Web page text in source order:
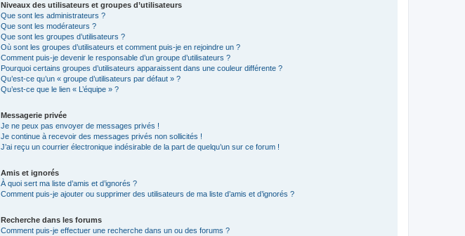
Niveaux des utilisateurs et groupes d’utilisateurs
Que sont les administrateurs ?
Que sont les modérateurs ?
Que sont les groupes d’utilisateurs ?
Où sont les groupes d’utilisateurs et comment puis-je en rejoindre un ?
Comment puis-je devenir le responsable d’un groupe d’utilisateurs ?
Pourquoi certains groupes d’utilisateurs apparaissent dans une couleur différente ?
Qu’est-ce qu’un « groupe d’utilisateurs par défaut » ?
Qu’est-ce que le lien « L’équipe » ?
Messagerie privée
Je ne peux pas envoyer de messages privés !
Je continue à recevoir des messages privés non sollicités !
J’ai reçu un courrier électronique indésirable de la part de quelqu’un sur ce forum !
Amis et ignorés
À quoi sert ma liste d’amis et d’ignorés ?
Comment puis-je ajouter ou supprimer des utilisateurs de ma liste d’amis et d’ignorés ?
Recherche dans les forums
Comment puis-je effectuer une recherche dans un ou des forums ?